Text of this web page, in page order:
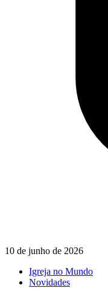
10 de junho de 2026
Igreja no Mundo
Novidades